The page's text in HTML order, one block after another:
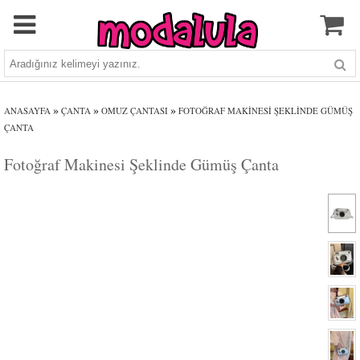
ANASAYFA » ÇANTA » OMUZ ÇANTASI » FOTOĞRAF MAKINESI ŞEKLINDE GÜMÜŞ
ÇANTA
Fotoğraf Makinesi Şeklinde Gümüş Çanta